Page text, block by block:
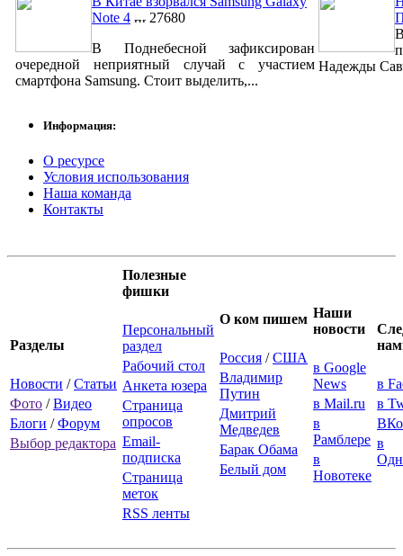
Note 4
27680
В Поднебесной зафиксирован
очередной неприятный случай с участием
смартфона Samsung. Стоит выделить,...
Надежды
Информация:
О ресурсе
Условия использования
Наша команда
Контакты
Разделы
Новости /Статьи
Фото /Видео
Блоги /Форум
Выбор редактора
Полезные
фишки
Персональный
раздел
Рабочий стол
Анкета юзера
Страница
опросов
Email-
подписка
Страница
меток
RSS ленты
О ком пишем
Россия /США
Владимир
Путин
Дмитрий
Медведев
Барак Обама
Белый дом
Наши
новости
в Google
News
в Mail.ru
в
Рамблере
в
Новотеке
в
в
в